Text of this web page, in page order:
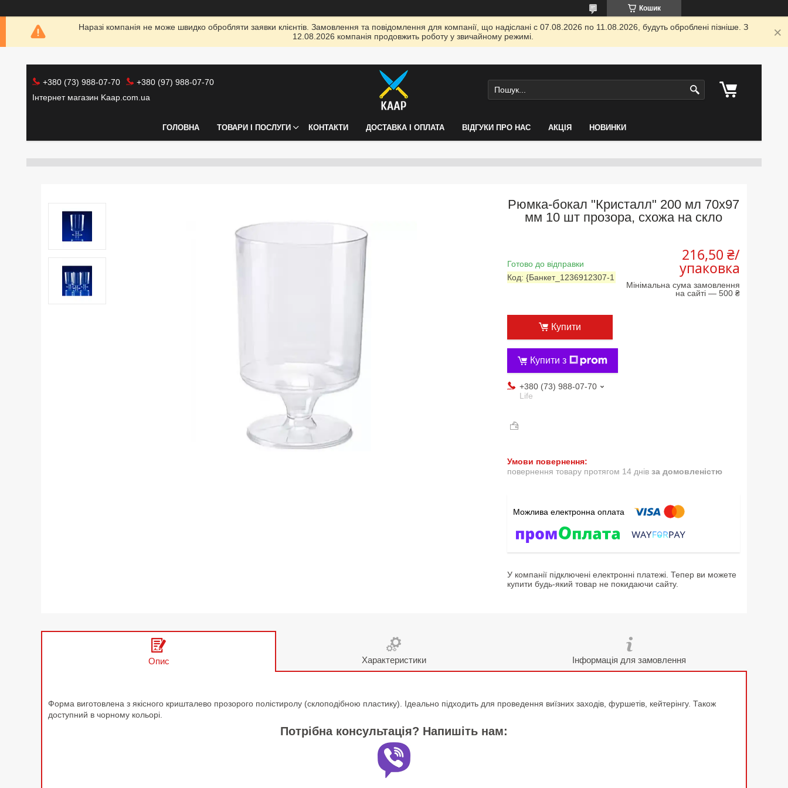
Кошик
Наразі компанія не може швидко обробляти заявки клієнтів. Замовлення та повідомлення для компанії, що надіслані с 07.08.2026 по 11.08.2026, будуть оброблені пізніше. З
12.08.2026 компанія продовжить роботу у звичайному режимі.
+380 (73) 988-07-70
+380 (97) 988-07-70
Інтернет магазин Kaap.com.ua
ГОЛОВНА ТОВАРИ І ПОСЛУГИ КОНТАКТИ ДОСТАВКА І ОПЛАТА ВІДГУКИ ПРО НАС АКЦІЯ НОВИНКИ
Рюмка-бокал "Кристалл" 200 мл 70х97
мм 10 шт прозора, схожа на скло
Готово до відправки
Код: {Банкет_1236912307-1
216,50 ₴/
упаковка
Мінімальна сума замовлення
на сайті — 500 ₴
Купити
Купити з
+380 (73) 988-07-70
Life
повернення товару протягом 14 днів за домовленістю
У компанії підключені електронні платежі. Тепер ви можете
купити будь-який товар не покидаючи сайту.
Опис Характеристики Інформація для замовлення
Форма виготовлена з якісного кришталево прозорого полістиролу (склоподібною пластику). Ідеально підходить для проведення виїзних заходів, фуршетів, кейтерінгу. Також
доступний в чорному кольорі.
Потрібна консультація? Напишіть нам: